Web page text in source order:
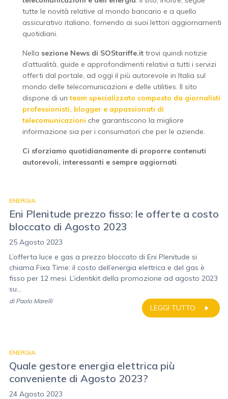
tutte le novità relative al mondo bancario e a quello
assicurativo italiano, fornendo ai suoi lettori aggiornamenti
quotidiani.
Nella sezione News di SOStariffe.it trovi quindi notizie
d’attualità, guide e approfondimenti relativi a tutti i servizi
offerti dal portale, ad oggi il più autorevole in Italia sul
mondo delle telecomunicazioni e delle utilities. Il sito
dispone di unteam specializzato composto da giornalisti
professionisti, blogger e appassionati di
telecomunicazioni che garantiscono la migliore
informazione sia per i consumatori che per le aziende.
Ci sforziamo quotidianamente di proporre contenuti
autorevoli, interessanti e sempre aggiornati.
ENERGIA
Eni Plenitude prezzo fisso: le offerte a costo
bloccato di Agosto 2023
25 Agosto 2023
L’offerta luce e gas a prezzo bloccato di Eni Plenitude si
chiama Fixa Time: il costo dell’energia elettrica e del gas è
fisso per 12 mesi. L’identikit della promozione ad agosto 2023
su...
LEGGI TUTTO
di Paolo Marelli
ENERGIA
Quale gestore energia elettrica più
conveniente di Agosto 2023?
24 Agosto 2023